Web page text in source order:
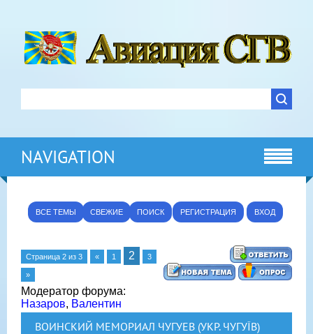
NAVIGATION
ВСЕ ТЕМЫ СВЕЖИЕ ПОИСК РЕГИСТРАЦИЯ ВХОД
Страница 2 из 3 « 1 2 3
»
Модератор форума:
Назаров, Валентин
ВОИНСКИЙ МЕМОРИАЛ ЧУГУЕВ (УКР. ЧУГУЇВ)